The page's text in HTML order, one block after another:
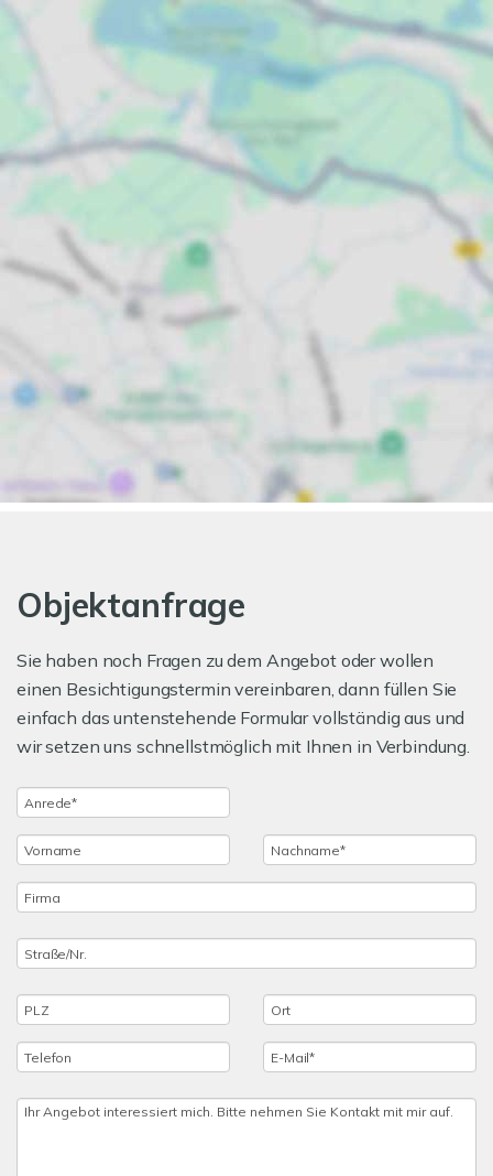
Objektanfrage
Sie haben noch Fragen zu dem Angebot oder wollen
einen Besichtigungstermin vereinbaren, dann füllen Sie
einfach das untenstehende Formular vollständig aus und
wir setzen uns schnellstmöglich mit Ihnen in Verbindung.